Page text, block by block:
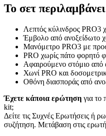
Το σετ
Λεπτός κύλινδρος PRO3
Έμβολο από ανοξείδωτο
Μανόμετρο PRO3 με
PRO χωρίς πάτο φορητό
Αφαιρούμενο στόμιο από
Χωνί PRO και
Οθόνη διασποράς από
Έχετε κάποια ερώτηση για το
kit;
Δείτε τις Συχνές Ερωτήσεις ή
συζήτηση. Μετάβαση στις